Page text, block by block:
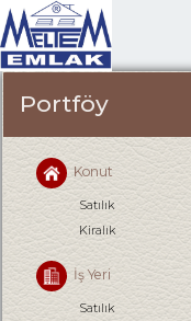
Portföy
Konut
Satılık
Kiralık
İş Yeri
Satılık